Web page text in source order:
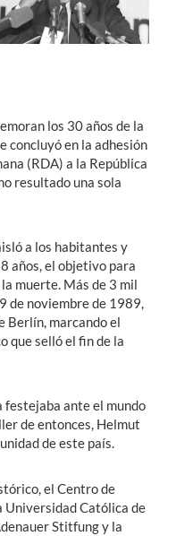
los 30 años de la
concluyó en la adhesión
(RDA) a la República
resultado una sola
a los habitantes y
años, el objetivo para
muerte. Más de 3 mil
de noviembre de 1989,
Berlín, marcando el
que selló el fin de la
festejaba ante el mundo
de entonces, Helmut
de este país.
el Centro de
Universidad Católica de
Stitfung y la